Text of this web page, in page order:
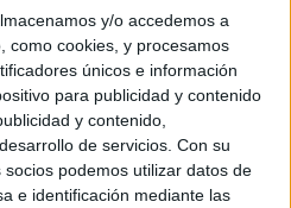
y/o accedemos a
como cookies, y procesamos
únicos e información
para publicidad y contenido
y contenido,
de servicios. Con su
podemos utilizar datos de
e identificación mediante las